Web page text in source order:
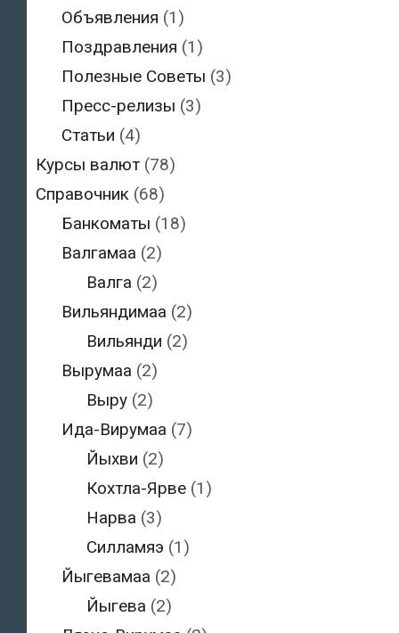
Объявления (1)
Поздравления (1)
Полезные Советы (3)
Пресс-релизы (3)
Статьи (4)
Курсы валют (78)
Справочник (68)
Банкоматы (18)
Валгамаа (2)
Валга (2)
Вильяндимаа (2)
Вильянди (2)
Вырумаа (2)
Выру (2)
Ида-Вирумаа (7)
Йыхви (2)
Кохтла-Ярве (1)
Нарва (3)
Силламяэ (1)
Йыгевамаа (2)
Йыгева (2)